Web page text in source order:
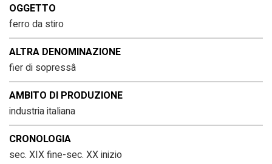
OGGETTO
ferro da stiro
ALTRA DENOMINAZIONE
fier di sopressâ
AMBITO DI PRODUZIONE
industria italiana
CRONOLOGIA
sec. XIX fine-sec. XX inizio